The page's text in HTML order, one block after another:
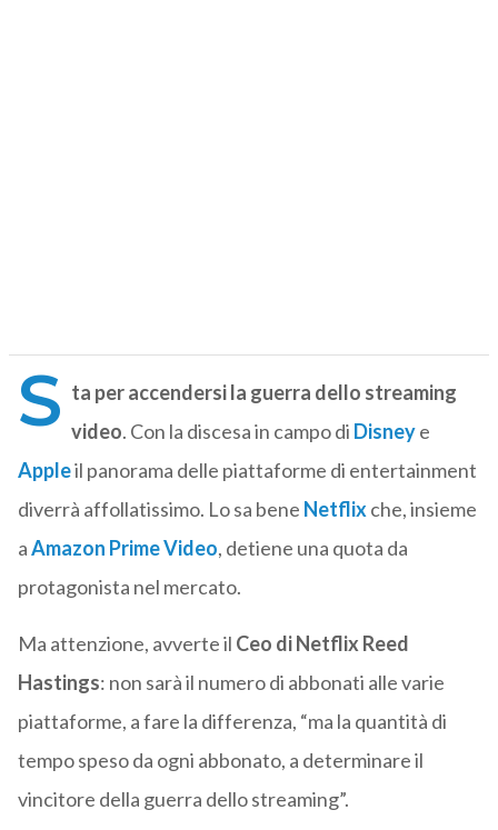
S ta per accendersi la guerra dello streaming
video. Con la discesa in campo di Disneye
Appleil panorama delle piattaforme di entertainment
diverrà affollatissimo. Lo sa bene Netflixche, insieme
aAmazon Prime Video, detiene una quota da
protagonista nel mercato.
Ma attenzione, avverte il Ceo di Netflix Reed
Hastings: non sarà il numero di abbonati alle varie
piattaforme, a fare la differenza, “ma la quantità di
tempo speso da ogni abbonato, a determinare il
vincitore della guerra dello streaming”.